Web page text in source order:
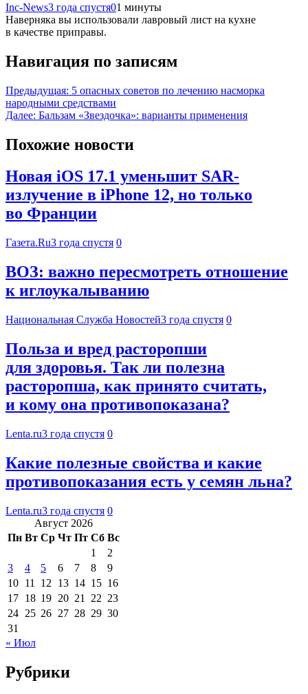
Inc-News3 года спустя01 минуты
Наверняка вы использовали лавровый лист на кухне
в качестве приправы.
Навигация по записям
Предыдущая: 5 опасных советов по лечению насморка
народными средствами
Далее: Бальзам «Звездочка»: варианты применения
Похожие новости
Новая iOS 17.1 уменьшит SAR-
излучение в iPhone 12, но только
во Франции
Газета.Ru3 года спустя 0
ВОЗ: важно пересмотреть отношение
к иглоукалыванию
Национальная Служба Новостей3 года спустя 0
Польза и вред расторопши
для здоровья. Так ли полезна
расторопша, как принято считать,
и кому она противопоказана?
Lenta.ru3 года спустя 0
Какие полезные свойства и какие
противопоказания есть у семян льна?
Lenta.ru3 года спустя 0
Август 2026
Пн Вт Ср Чт Пт Сб Вс
1
2
3
4 5 6 7 8
9
10 11 12 13 14 15 16
17 18 19 20 21 22 23
24 25 26 27 28 29 30
31
« Июл
Рубрики